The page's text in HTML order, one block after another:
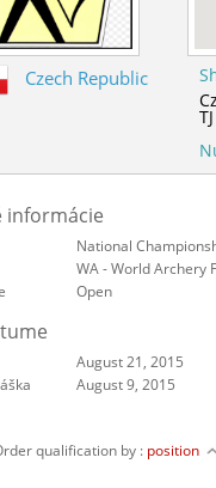
Czech Republic
informácie
National
WA - World Archery
Open
August 21, 2015
August 9, 2015
qualification by : position